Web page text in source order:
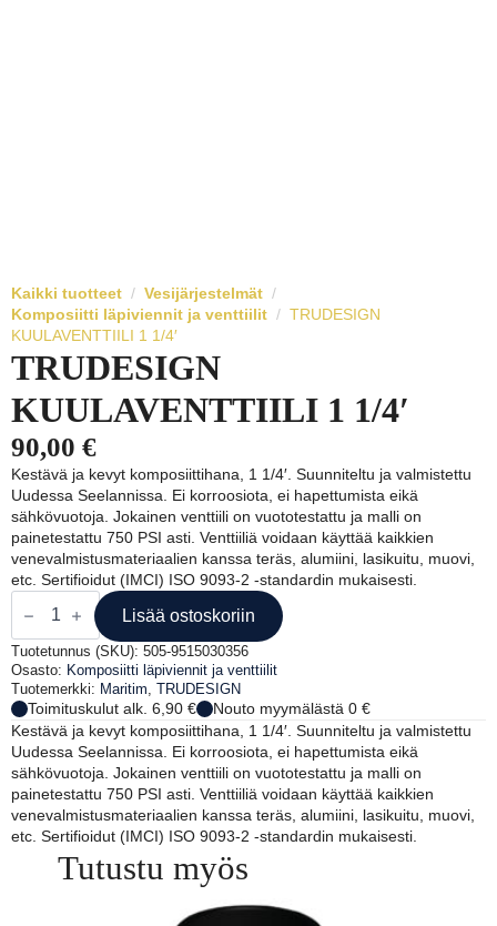
Kaikki tuotteet
Vesijärjestelmät
Komposiitti läpiviennit ja venttiilit
TRUDESIGN
KUULAVENTTIILI 1 1/4′
TRUDESIGN
KUULAVENTTIILI 1 1/4′
90,00 €
Kestävä ja kevyt komposiittihana, 1 1/4′. Suunniteltu ja valmistettu
Uudessa Seelannissa. Ei korroosiota, ei hapettumista eikä
sähkövuotoja. Jokainen venttiili on vuototestattu ja malli on
painetestattu 750 PSI asti. Venttiiliä voidaan käyttää kaikkien
venevalmistusmateriaalien kanssa teräs, alumiini, lasikuitu, muovi,
etc. Sertifioidut (IMCI) ISO 9093-2 -standardin mukaisesti.
TRUDESIGN
KUULAVENTTIILI
1
1/4'
määrä
Lisää ostoskoriin
Tuotetunnus (SKU): 505-9515030356
Osasto: Komposiitti läpiviennit ja venttiilit
Tuotemerkki: Maritim TRUDESIGN
Toimituskulut alk. 6,90 €
Nouto myymälästä 0 €
Kestävä ja kevyt komposiittihana, 1 1/4′. Suunniteltu ja valmistettu
Uudessa Seelannissa. Ei korroosiota, ei hapettumista eikä
sähkövuotoja. Jokainen venttiili on vuototestattu ja malli on
painetestattu 750 PSI asti. Venttiiliä voidaan käyttää kaikkien
venevalmistusmateriaalien kanssa teräs, alumiini, lasikuitu, muovi,
etc. Sertifioidut (IMCI) ISO 9093-2 -standardin mukaisesti.
Tutustu myös